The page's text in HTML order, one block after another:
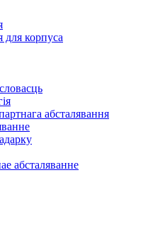
для корпуса
абсталявання
абсталяванне